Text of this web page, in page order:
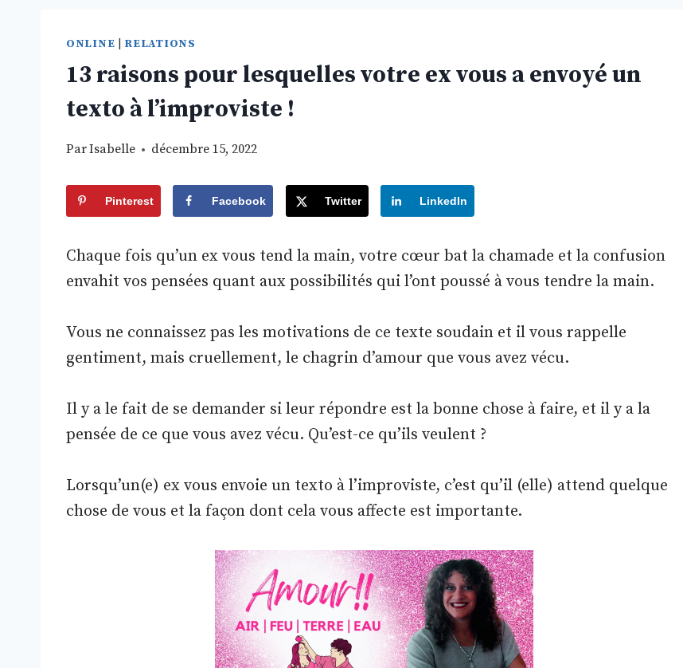
ONLINE RELATIONS
13 raisons pour lesquelles votre ex vous a envoyé un
texto à l’improviste !
ParIsabelle décembre 15, 2022
Pinterest Facebook Twitter LinkedIn
Chaque fois qu’un ex vous tend la main, votre cœur bat la chamade et la confusion
envahit vos pensées quant aux possibilités qui l’ont poussé à vous tendre la main.
Vous ne connaissez pas les motivations de ce texte soudain et il vous rappelle
gentiment, mais cruellement, le chagrin d’amour que vous avez vécu.
Il y a le fait de se demander si leur répondre est la bonne chose à faire, et il y a la
pensée de ce que vous avez vécu. Qu’est-ce qu’ils veulent ?
Lorsqu’un(e) ex vous envoie un texto à l’improviste, c’est qu’il (elle) attend quelque
chose de vous et la façon dont cela vous affecte est importante.